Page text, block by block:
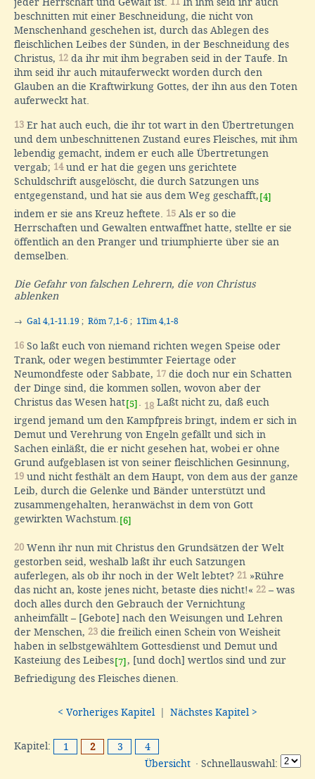
beschnitten mit einer Beschneidung, die nicht von
Menschenhand geschehen ist, durch das Ablegen des
fleischlichen Leibes der Sünden, in der Beschneidung des
Christus, 12 da ihr mit ihm begraben seid in der Taufe. In
ihm seid ihr auch mitauferweckt worden durch den
Glauben an die Kraftwirkung Gottes, der ihn aus den Toten
auferweckt hat.
13 Er hat auch euch, die ihr tot wart in den Übertretungen
und dem unbeschnittenen Zustand eures Fleisches, mit ihm
lebendig gemacht, indem er euch alle Übertretungen
vergab; 14und er hat die gegen uns gerichtete
Schuldschrift ausgelöscht, die durch Satzungen uns
entgegenstand, und hat sie aus dem Weg geschafft, [4]
indem er sie ans Kreuz heftete. 15 Als er so die
Herrschaften und Gewalten entwaffnet hatte, stellte er sie
öffentlich an den Pranger und triumphierte über sie an
demselben.
Die Gefahr von falschen Lehrern, die von Christus
ablenken
→ Gal 4,1-11.19 ; Röm 7,1-6 ; 1Tim 4,1-8
16 So laßt euch von niemand richten wegen Speise oder
Trank, oder wegen bestimmter Feiertage oder
Neumondfeste oder Sabbate, 17 die doch nur ein Schatten
der Dinge sind, die kommen sollen, wovon aber der
Christus das Wesen hat[5] 18 Laßt nicht zu, daß euch
irgend jemand um den Kampfpreis bringt, indem er sich in
Demut und Verehrung von Engeln gefällt und sich in
Sachen einläßt, die er nicht gesehen hat, wobei er ohne
Grund aufgeblasen ist von seiner fleischlichen Gesinnung,
19 und nicht festhält an dem Haupt, von dem aus der ganze
Leib, durch die Gelenke und Bänder unterstützt und
zusammengehalten, heranwächst in dem von Gott
gewirkten Wachstum. [6]
20 Wenn ihr nun mit Christus den Grundsätzen der Welt
gestorben seid, weshalb laßt ihr euch Satzungen
auferlegen, als ob ihr noch in der Welt lebtet? 21 »Rühre
das nicht an, koste jenes nicht, betaste dies nicht!« 22 – was
doch alles durch den Gebrauch der Vernichtung
anheimfällt – [Gebote] nach den Weisungen und Lehren
der Menschen, 23 die freilich einen Schein von Weisheit
haben in selbstgewähltem Gottesdienst und Demut und
Kasteiung des Leibes[7], [und doch] wertlos sind und zur
Befriedigung des Fleisches dienen.
< Vorheriges Kapitel | Nächstes Kapitel >
Kapitel: 1 2 3
4
Übersicht · Schnellauswahl: